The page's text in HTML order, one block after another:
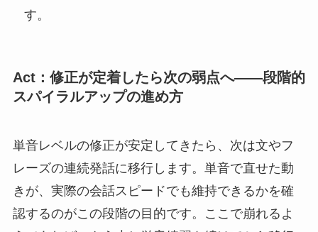
す。
Act：修正が定着したら次の弱点へ——段階的
スパイラルアップの進め方
単音レベルの修正が安定してきたら、次は文やフ
レーズの連続発話に移行します。単音で直せた動
きが、実際の会話スピードでも維持できるかを確
認するのがこの段階の目的です。ここで崩れるよ